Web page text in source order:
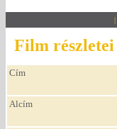
|
Film részletei
Cím
Alcím